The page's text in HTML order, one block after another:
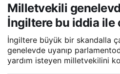
Milletvekili
İngiltere bu iddia ile
İngiltere büyük bir skandalla
genelevde uyanıp
yardım isteyen milletvekilini